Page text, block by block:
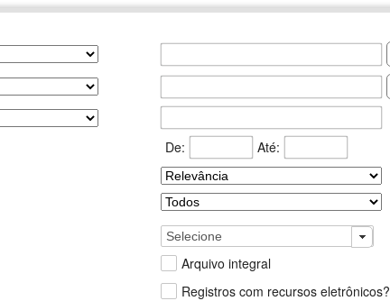
De:
Até:
Selecione
Arquivo integral
Registros com recursos eletrônicos?